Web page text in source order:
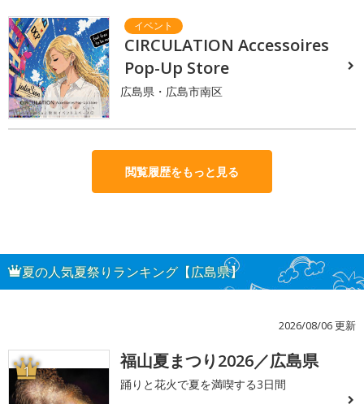
CIRCULATION Accessoires
Pop-Up Store
広島県・広島市南区
閲覧履歴をもっと見る
夏の人気夏祭りランキング【広島県】
2026/08/06 更新
1 福山夏まつり2026／広島県
踊りと花火で夏を満喫する3日間